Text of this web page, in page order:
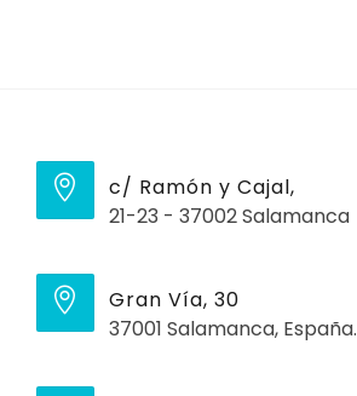
c/ Ramón y Cajal,
21-23 - 37002 Salamanca
Gran Vía, 30
37001 Salamanca, España.